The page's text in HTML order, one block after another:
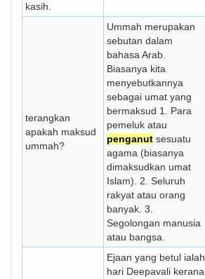
kasih.
terangkan
apakah maksud
ummah?
Ummah merupakan
sebutan dalam
bahasa Arab.
Biasanya kita
menyebutkannya
sebagai umat yang
bermaksud 1. Para
pemeluk atau
penganut sesuatu
agama (biasanya
dimaksudkan umat
Islam). 2. Seluruh
rakyat atau orang
banyak. 3.
Segolongan manusia
atau bangsa.
Ejaan yang betul ialah
hari Deepavali kerana